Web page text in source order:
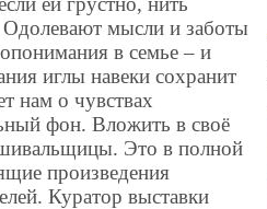
Одолевают мысли и заботы
в семье – и
иглы навеки сохранит
нам о чувствах
фон. Вложить в своё
Это в полной
произведения
Куратор выставки